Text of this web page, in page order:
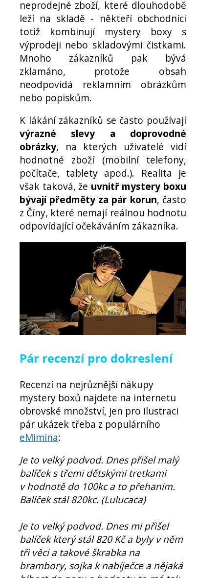
neprodejné zboží, které dlouhodobě
leží na skladě - někteří obchodníci
totiž kombinují mystery boxy s
výprodeji nebo skladovými čistkami.
Mnoho zákazníků pak bývá
zklamáno, protože obsah
neodpovídá reklamním obrázkům
nebo popiskům.
K lákání zákazníků se často používají
výrazné slevy a doprovodné
obrázky, na kterých uživatelé vidí
hodnotné zboží (mobilní telefony,
počítače, tablety apod.). Realita je
však taková, že uvnitř mystery boxu
bývají předměty za pár korun, často
z Číny, které nemají reálnou hodnotu
odpovídající očekáváním zákazníka.
Pár recenzí pro dokreslení
Recenzí na nejrůznější nákupy
mystery boxů najdete na internetu
obrovské množství, jen pro ilustraci
pár ukázek třeba z populárního
eMimina:
Je to velký podvod. Dnes přišel malý
balíček s třemi dětskými tretkami
v hodnotě do 100kc a to přehanim.
Balíček stál 820kc. (Lulucaca)
Je to velký podvod. Dnes mi přišel
balíček který stál 820 Kč a byly v něm
tři věci a takové škrabka na
brambory, sojka k nabíječce a nějaká